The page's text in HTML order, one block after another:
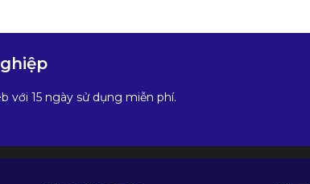
với 15 ngày sử dụng miễn phí.